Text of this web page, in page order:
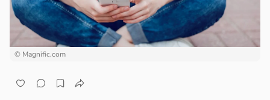
© Magnific.com